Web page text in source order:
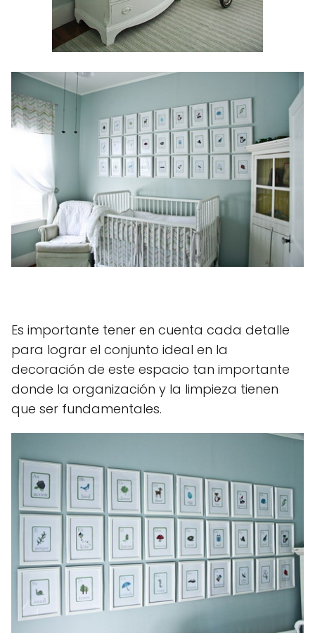
Es importante tener en cuenta cada detalle
para lograr el conjunto ideal en la
decoración de este espacio tan importante
donde la organización y la limpieza tienen
que ser fundamentales.